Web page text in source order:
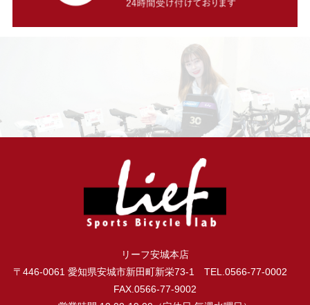
リーフ安城本店
〒446-0061 愛知県安城市新田町新栄73-1 TEL.0566-77-0002
FAX.0566-77-9002